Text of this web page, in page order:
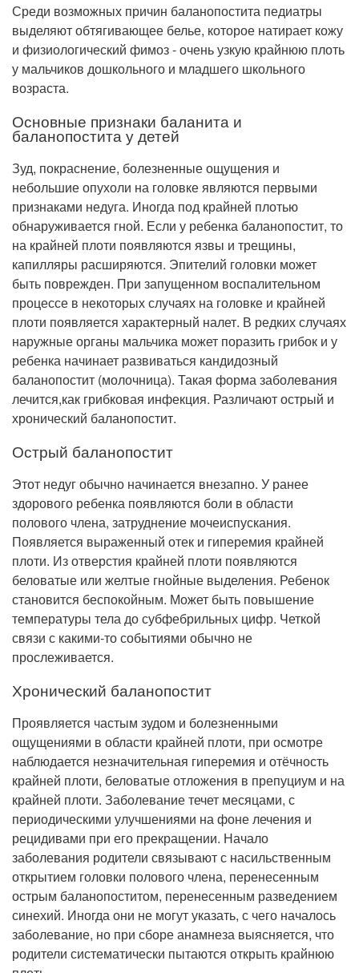
Среди возможных причин баланопостита педиатры
выделяют обтягивающее белье, которое натирает кожу
и физиологический фимоз - очень узкую крайнюю плоть
у мальчиков дошкольного и младшего школьного
возраста.
Основные признаки баланита и
баланопостита у детей
Зуд, покраснение, болезненные ощущения и
небольшие опухоли на головке являются первыми
признаками недуга. Иногда под крайней плотью
обнаруживается гной. Если у ребенка баланопостит, то
на крайней плоти появляются язвы и трещины,
капилляры расширяются. Эпителий головки может
быть поврежден. При запущенном воспалительном
процессе в некоторых случаях на головке и крайней
плоти появляется характерный налет. В редких случаях
наружные органы мальчика может поразить грибок и у
ребенка начинает развиваться кандидозный
баланопостит (молочница). Такая форма заболевания
лечится,как грибковая инфекция. Различают острый и
хронический баланопостит.
Острый баланопостит
Этот недуг обычно начинается внезапно. У ранее
здорового ребенка появляются боли в области
полового члена, затруднение мочеиспускания.
Появляется выраженный отек и гиперемия крайней
плоти. Из отверстия крайней плоти появляются
беловатые или желтые гнойные выделения. Ребенок
становится беспокойным. Может быть повышение
температуры тела до субфебрильных цифр. Четкой
связи с какими-то событиями обычно не
прослеживается.
Хронический баланопостит
Проявляется частым зудом и болезненными
ощущениями в области крайней плоти, при осмотре
наблюдается незначительная гиперемия и отёчность
крайней плоти, беловатые отложения в препуциум и на
крайней плоти. Заболевание течет месяцами, с
периодическими улучшениями на фоне лечения и
рецидивами при его прекращении. Начало
заболевания родители связывают с насильственным
открытием головки полового члена, перенесенным
острым баланопоститом, перенесенным разведением
синехий. Иногда они не могут указать, с чего началось
заболевание, но при сборе анамнеза выясняется, что
родители систематически пытаются открыть крайнюю